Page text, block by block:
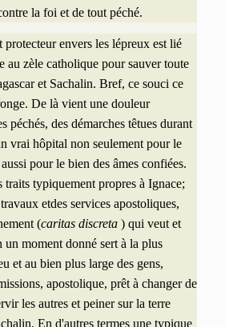
la foi et de tout péché.
envers les lépreux est lié
au zèle catholique pour sauver toute
et Sachalin. Bref, ce souci ce
De là vient une douleur
péchés, des démarches têtues durant
vrai hôpital non seulement pour le
pour le bien des âmes confiées.
typiquement propres à Ignace;
etdes services apostoliques,
(caritas discreta ) qui veut et
un moment donné sert à la plus
et au bien plus large des gens,
apostolique, prêt à changer de
les autres et peiner sur la terre
En d'autres termes une typique